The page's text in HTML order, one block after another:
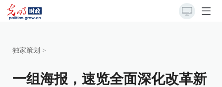
独家策划 >
一组海报，速览全面深化改革新